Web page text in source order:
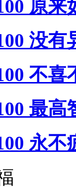
原来
没有
不喜
最高
永不